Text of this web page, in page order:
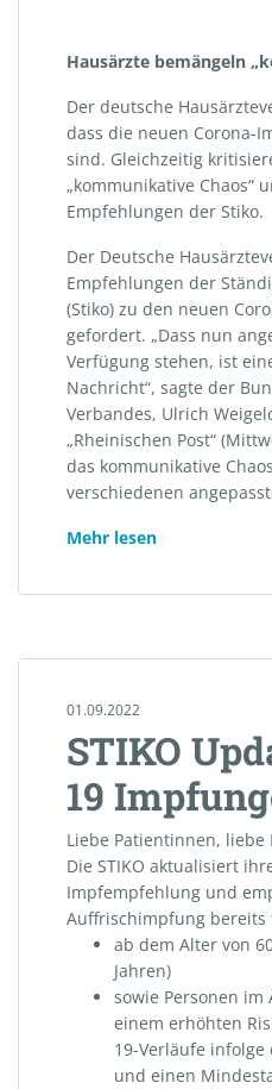
Hausärzte bemängeln
Der deutsche
dass die neuen Corona-
sind. Gleichzeitig
„kommunikative Chaos“
Empfehlungen der Stiko.
Der Deutsche
Empfehlungen der
(Stiko) zu den neuen
gefordert. „Dass nun
Verfügung stehen, ist
Nachricht“, sagte der
Verbandes, Ulrich
„Rheinischen Post“
das kommunikative
verschiedenen
Mehr lesen„Beitrag
den
01.09.2022
STIKO
19
Liebe Patientinnen, liebe
Die STIKO aktualisiert
Impfempfehlung und
Auffrischimpfung bereits
ab dem Alter von
Jahren)
sowie Personen im
einem erhöhten
19-Verläufe
und einen